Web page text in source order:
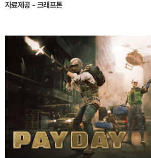
자료제공 - 크래프톤